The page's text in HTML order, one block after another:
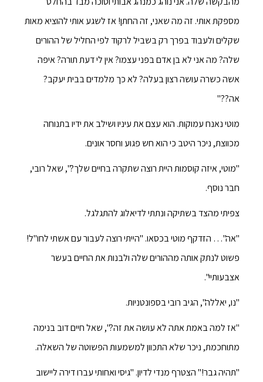
מספקת אותי. זה מה שאני, זה החתן! אז לשגע אותי להוציא מאות
שקלים ולעבוד בפרך רק בשביל לרקוד לפי החליל של ההורים
שלה? מה אני לא בן אדם בפני עצמו? אין לי דעת תורה? איפה
אשה כשרה עושה רצון בעלה? לא כך מלמדים בבית יעקב?
אה??"
מוטי נאנח עמוקות. הוא עצם את עיניו ושילב את ידיו בתנוחה
מכווצת, ניכר היטב כי הוא חש פגוע וחסר אונים.
"מוטי, איזה קוסמות היית רוצה שתקרה בחיים שלך?", שאל רובי,
חבר נוסף.
צפיתי מהצד בשתיקה ונתתי לדיאלוג להתגלגל.
"אה"… הזדקף מוטי בכסאו. "הייתי רוצה לעבור עם אשתי לחו"ל!
פשוט לנתק אותה מההורים שלה ולבנות את החיים בעשר
אצבעותיי".
"נו, יאללה", הגיב רובי בספונטניות.
"אז למה באמת אתה לא עושה את זה?", שאל חיים דוב בנימה
מתוחכמת, ניכר שלא התכוון למשמעות הפשוטה של השאלה.
"תהיה גבר!" הצטרף מנדי לדיון. "גיסי ואחותי עברו דירה ליישוב